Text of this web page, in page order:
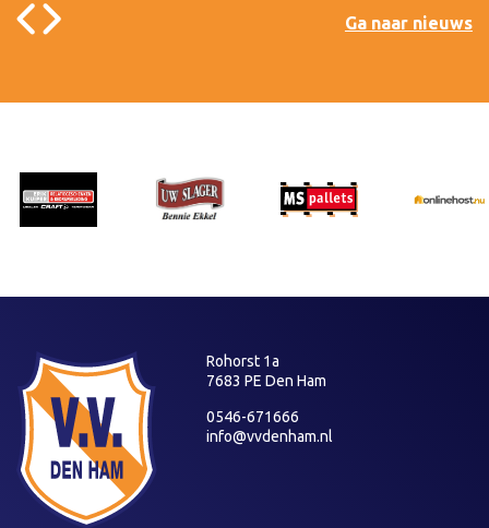
Ga naar nieuws
Rohorst 1a
7683 PE Den Ham
0546-671666
info@vvdenham.nl